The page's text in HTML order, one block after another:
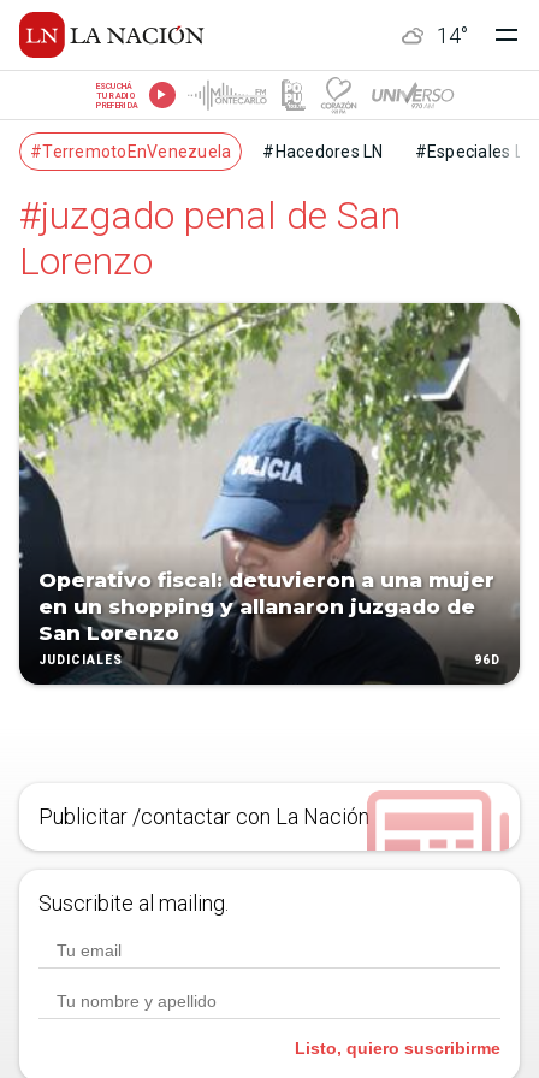
14°
ESCUCHÁ
TU RADIO
PREFERIDA
#TerremotoEnVenezuela #Hacedores LN #Especiales LN
#juzgado penal de San
Lorenzo
Operativo fiscal: detuvieron a una mujer
en un shopping y allanaron juzgado de
San Lorenzo
JUDICIALES 96D
Publicitar /contactar con La Nación
Suscribite al mailing.
Listo, quiero suscribirme